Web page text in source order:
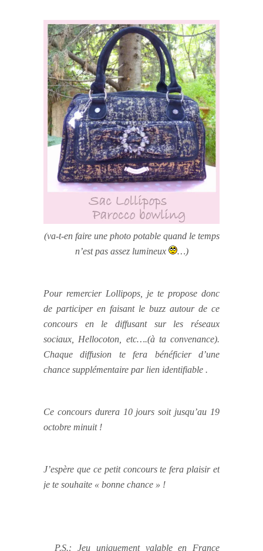
(va-t-en faire une photo potable quand le temps
n’est pas assez lumineux
…)
Pour remercier Lollipops, je te propose donc
de participer en faisant le buzz autour de ce
concours en le diffusant sur les réseaux
sociaux, Hellocoton, etc….(à ta convenance).
Chaque diffusion te fera bénéficier d’une
chance supplémentaire par lien identifiable .
Ce concours durera 10 jours soit jusqu’au 19
octobre minuit !
J’espère que ce petit concours te fera plaisir et
je te souhaite « bonne chance » !
P.S.: Jeu uniquement valable en France